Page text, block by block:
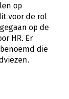
op
voor de rol
op de
HR. Er
die